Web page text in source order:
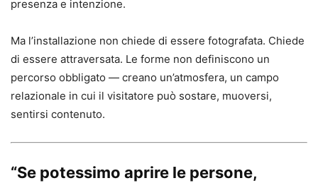
presenza e intenzione.
Ma l’installazione non chiede di essere fotografata. Chiede
di essere attraversata. Le forme non definiscono un
percorso obbligato — creano un’atmosfera, un campo
relazionale in cui il visitatore può sostare, muoversi,
sentirsi contenuto.
“Se potessimo aprire le persone,